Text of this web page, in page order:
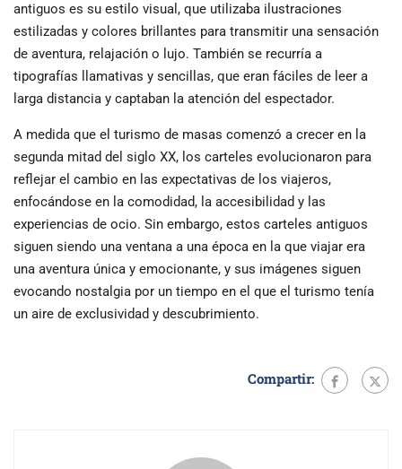
antiguos es su estilo visual, que utilizaba ilustraciones
estilizadas y colores brillantes para transmitir una sensación
de aventura, relajación o lujo. También se recurría a
tipografías llamativas y sencillas, que eran fáciles de leer a
larga distancia y captaban la atención del espectador.
A medida que el turismo de masas comenzó a crecer en la
segunda mitad del siglo XX, los carteles evolucionaron para
reflejar el cambio en las expectativas de los viajeros,
enfocándose en la comodidad, la accesibilidad y las
experiencias de ocio. Sin embargo, estos carteles antiguos
siguen siendo una ventana a una época en la que viajar era
una aventura única y emocionante, y sus imágenes siguen
evocando nostalgia por un tiempo en el que el turismo tenía
un aire de exclusividad y descubrimiento.
Compartir: